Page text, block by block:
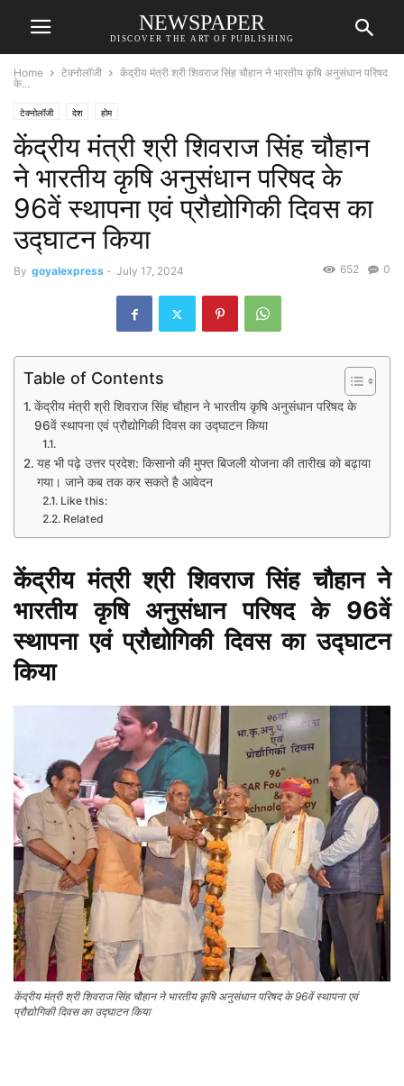
NEWSPAPER
DISCOVER THE ART OF PUBLISHING
Home टेक्नोलॉजी
केंद्रीय मंत्री श्री शिवराज सिंह चौहान ने भारतीय कृषि अनुसंधान परिषद
के...
टेक्नोलॉजी देश होम
केंद्रीय मंत्री श्री शिवराज सिंह चौहान
ने भारतीय कृषि अनुसंधान परिषद के
96वें स्थापना एवं प्रौद्योगिकी दिवस का
उद्घाटन किया
By goyalexpress - July 17, 2024 0
652
Table of Contents
केंद्रीय मंत्री श्री शिवराज सिंह चौहान ने भारतीय कृषि अनुसंधान परिषद के
96वें स्थापना एवं प्रौद्योगिकी दिवस का उद्घाटन किया
यह भी पढ़े उत्तर प्रदेश: किसानो की मुफ्त बिजली योजना की तारीख को बढ़ाया
गया। जाने कब तक कर सकते है आवेदन
Like this:
Related
केंद्रीय मंत्री श्री शिवराज सिंह चौहान ने
भारतीय कृषि अनुसंधान परिषद के 96वें
स्थापना एवं प्रौद्योगिकी दिवस का उद्घाटन
किया
केंद्रीय मंत्री श्री शिवराज सिंह चौहान ने भारतीय कृषि अनुसंधान परिषद के 96वें स्थापना एवं
प्रौद्योगिकी दिवस का उद्घाटन किया